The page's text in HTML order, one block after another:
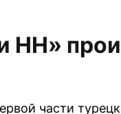
НН»
части